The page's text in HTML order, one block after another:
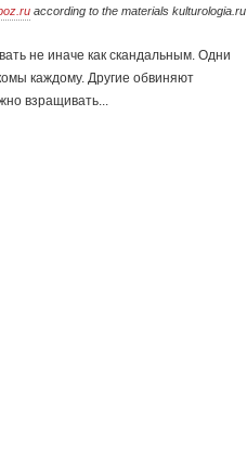
according to the materials kulturologia.ru
не иначе как скандальным. Одни
каждому. Другие обвиняют
взращивать...